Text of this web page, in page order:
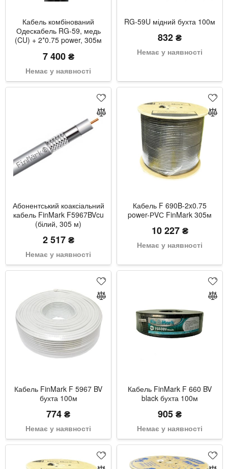
Кабель комбінований
Одескабель RG-59, медь
(CU) + 2*0.75 power, 305м
7 400 ₴
Немає у наявності
RG-59U мідний бухта 100м
832 ₴
Немає у наявності
Абонентський коаксіальний
кабель FinMark F5967BVcu
(білий, 305 м)
2 517 ₴
Немає у наявності
Кабель F 690B-2x0.75
power-РVС FinMark 305м
10 227 ₴
Немає у наявності
Кабель FinMark F 5967 BV
бухта 100м
774 ₴
Немає у наявності
Кабель FinMark F 660 BV
black бухта 100м
905 ₴
Немає у наявності